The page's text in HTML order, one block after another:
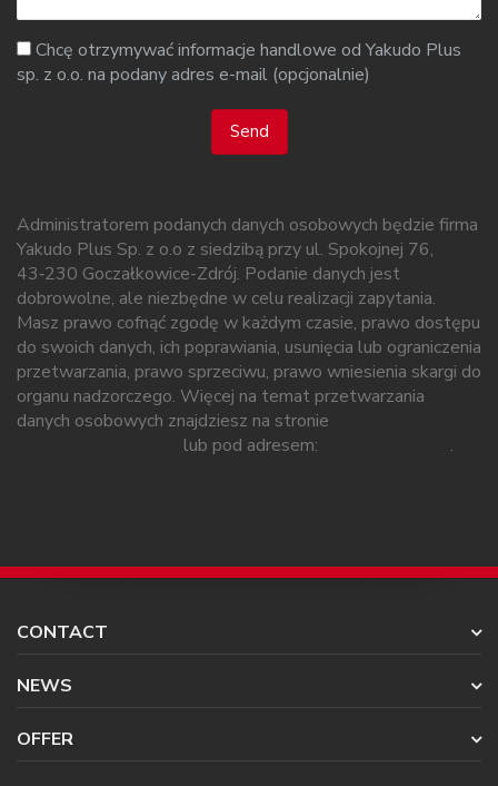
Chcę otrzymywać informacje handlowe od Yakudo Plus
sp. z o.o. na podany adres e-mail (opcjonalnie)
Send
Administratorem podanych danych osobowych będzie firma
Yakudo Plus Sp. z o.o z siedzibą przy ul. Spokojnej 76,
43‑230 Goczałkowice-Zdrój. Podanie danych jest
dobrowolne, ale niezbędne w celu realizacji zapytania.
Masz prawo cofnąć zgodę w każdym czasie, prawo dostępu
do swoich danych, ich poprawiania, usunięcia lub ograniczenia
przetwarzania, prawo sprzeciwu, prawo wniesienia skargi do
organu nadzorczego. Więcej na temat przetwarzania
danych osobowych znajdziesz na stronie
lub pod adresem: .
CONTACT
NEWS
OFFER